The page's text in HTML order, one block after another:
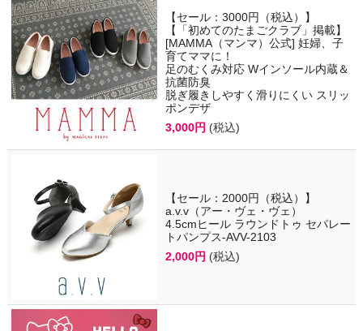
【セール：3000円（税込）】
【「初めてのたまごクラブ」掲載】
[MAMMA（マンマ）公式] 妊婦、子
育てママに！
足のむくみ対応 Wインソール内蔵＆
抗菌防臭
脱ぎ履きしやすく滑りにくい スリッ
ポンデザ
3,000円 (税込)
【セール：2000円（税込）】
a.v.v（アー・ヴェ・ヴェ）
4.5cmヒール ラウンドトゥ セパレー
トパンプス-AVV-2103
2,000円 (税込)